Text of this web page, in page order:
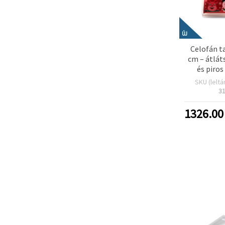
ÚJ
Celofán
cm –
és
Mikulás,
db/
SKU
1326.00